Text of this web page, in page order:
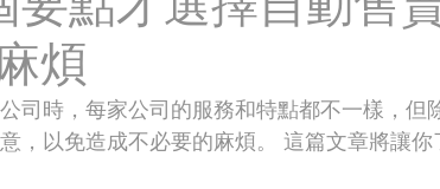
煩
司時，每家公司的服務和特點都不一樣，但
，以免造成不必要的麻煩。 這篇文章將讓